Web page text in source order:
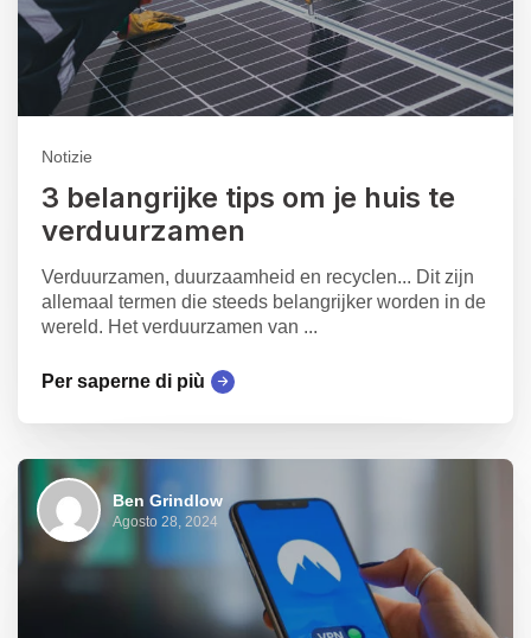
Notizie
3 belangrijke tips om je huis te
verduurzamen
Verduurzamen, duurzaamheid en recyclen... Dit zijn
allemaal termen die steeds belangrijker worden in de
wereld. Het verduurzamen van ...
Per saperne di più
Ben Grindlow
Agosto 28, 2024